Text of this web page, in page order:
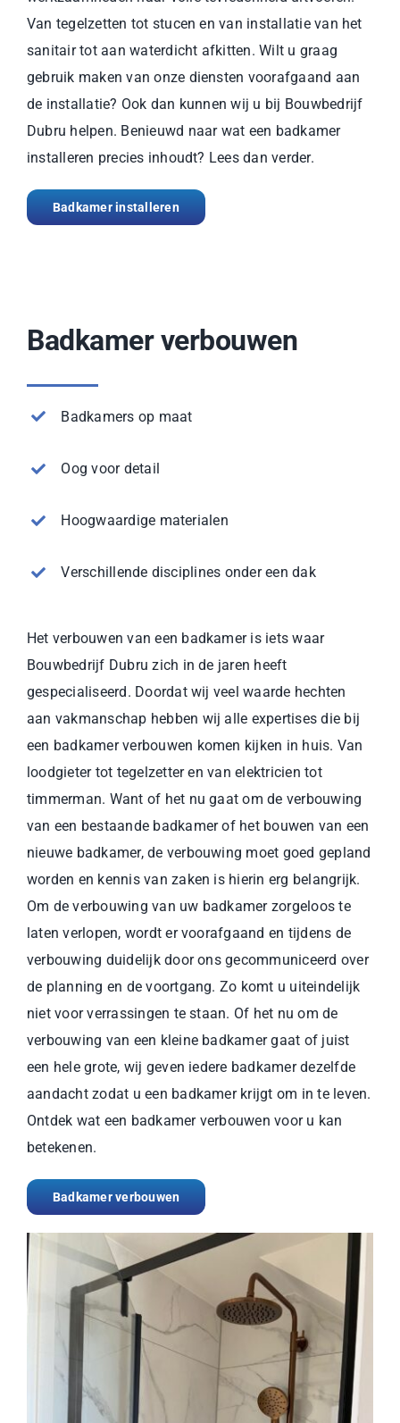
Van tegelzetten tot stucen en van installatie van het
sanitair tot aan waterdicht afkitten. Wilt u graag
gebruik maken van onze diensten voorafgaand aan
de installatie? Ook dan kunnen wij u bij Bouwbedrijf
Dubru helpen. Benieuwd naar wat een badkamer
installeren precies inhoudt? Lees dan verder.
Badkamer installeren
Badkamer verbouwen
Badkamers op maat
Oog voor detail
Hoogwaardige materialen
Verschillende disciplines onder een dak
Het verbouwen van een badkamer is iets waar
Bouwbedrijf Dubru zich in de jaren heeft
gespecialiseerd. Doordat wij veel waarde hechten
aan vakmanschap hebben wij alle expertises die bij
een badkamer verbouwen komen kijken in huis. Van
loodgieter tot tegelzetter en van elektricien tot
timmerman. Want of het nu gaat om de verbouwing
van een bestaande badkamer of het bouwen van een
nieuwe badkamer, de verbouwing moet goed gepland
worden en kennis van zaken is hierin erg belangrijk.
Om de verbouwing van uw badkamer zorgeloos te
laten verlopen, wordt er voorafgaand en tijdens de
verbouwing duidelijk door ons gecommuniceerd over
de planning en de voortgang. Zo komt u uiteindelijk
niet voor verrassingen te staan. Of het nu om de
verbouwing van een kleine badkamer gaat of juist
een hele grote, wij geven iedere badkamer dezelfde
aandacht zodat u een badkamer krijgt om in te leven.
Ontdek wat een badkamer verbouwen voor u kan
betekenen.
Badkamer verbouwen